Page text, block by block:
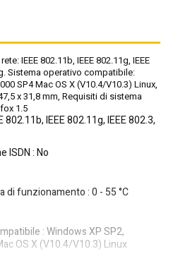
IEEE 802.11b, IEEE 802.11g, IEEE
Sistema operativo compatibile:
SP4 Mac OS X (V10.4/V10.3) Linux,
x 31,8 mm, Requisiti di sistema
1.5
IEEE 802.11g, IEEE 802.3,
ISDN : No
di funzionamento : 0 - 55 °C
: Windows XP SP2,
OS X (V10.4/V10.3) Linux